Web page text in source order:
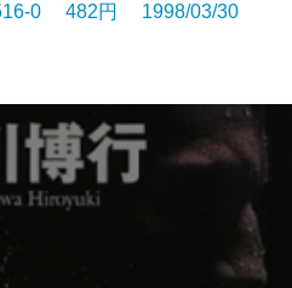
0 482円 1998/03/30